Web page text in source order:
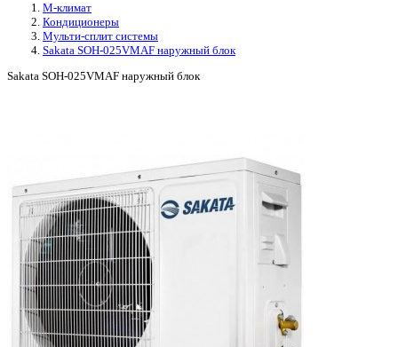
М-климат
Кондиционеры
Мульти-сплит системы
Sakata SOH-025VMAF наружный блок
Sakata SOH-025VMAF наружный блок